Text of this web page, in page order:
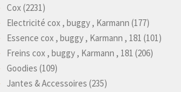
Cox(2231)
Electricité cox , buggy , Karmann (177)
Essence cox , buggy , Karmann , 181 (101)
Freins cox , buggy , Karmann , 181 (206)
Goodies (109)
Jantes & Accessoires (235)